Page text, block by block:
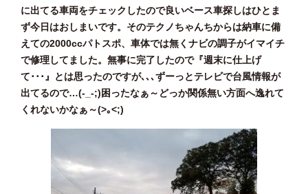
に出てる車両をチェックしたので良いベース車探しはひとま
ず今日はおしまいです。そのテクノちゃんちからは納車に備
えての2000ccパトスポ、車体では無くナビの調子がイマイチ
で修理してました。無事に完了したので『週末に仕上げ
て･･･』とは思ったのですが､､､ずーっとテレビで台風情報が
出てるので…(-_-;)困ったなぁ～どっか関係無い方面へ逸れて
くれないかなぁ～(>｡<;)